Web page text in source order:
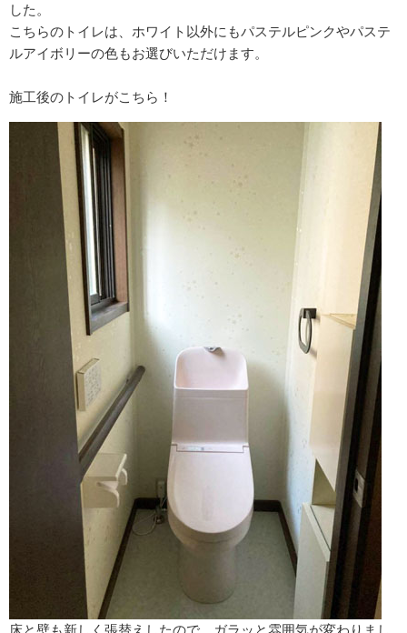
した。
こちらのトイレは、ホワイト以外にもパステルピンクやパステ
ルアイボリーの色もお選びいただけます。
施工後のトイレがこちら！
床と壁も新しく張替えしたので、ガラッと雰囲気が変わりまし